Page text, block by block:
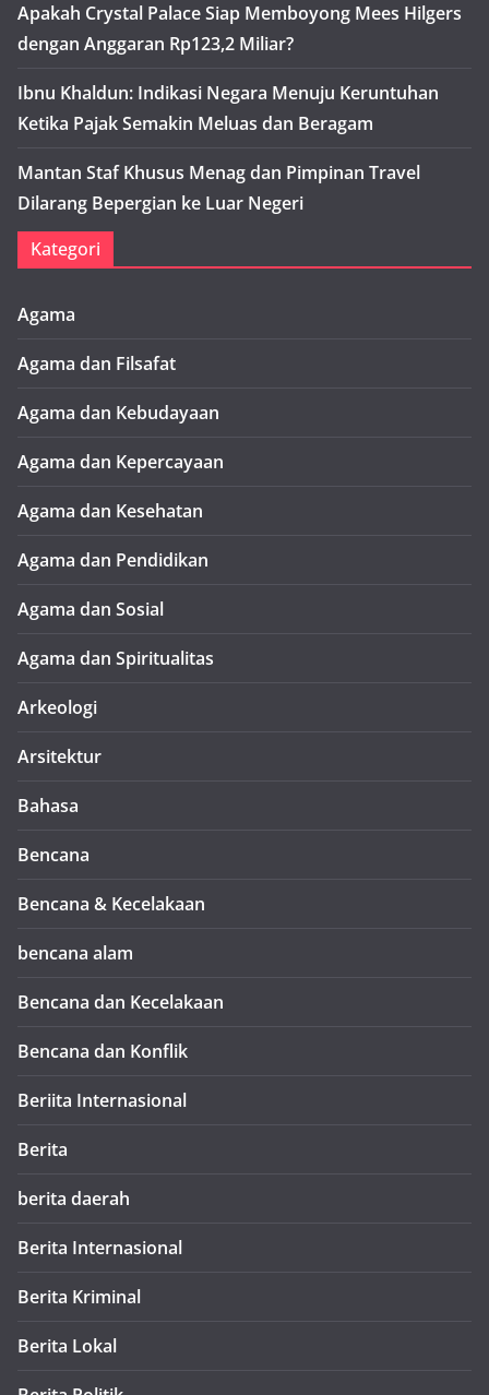
Apakah Crystal Palace Siap Memboyong Mees Hilgers
dengan Anggaran Rp123,2 Miliar?
Ibnu Khaldun: Indikasi Negara Menuju Keruntuhan
Ketika Pajak Semakin Meluas dan Beragam
Mantan Staf Khusus Menag dan Pimpinan Travel
Dilarang Bepergian ke Luar Negeri
Kategori
Agama
Agama dan Filsafat
Agama dan Kebudayaan
Agama dan Kepercayaan
Agama dan Kesehatan
Agama dan Pendidikan
Agama dan Sosial
Agama dan Spiritualitas
Arkeologi
Arsitektur
Bahasa
Bencana
Bencana & Kecelakaan
bencana alam
Bencana dan Kecelakaan
Bencana dan Konflik
Beriita Internasional
Berita
berita daerah
Berita Internasional
Berita Kriminal
Berita Lokal